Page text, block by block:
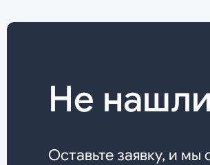
Не
Оставьте заявку, и мы